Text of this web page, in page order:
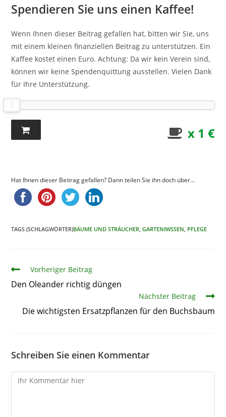
Spendieren Sie uns einen Kaffee!
Wenn Ihnen dieser Beitrag gefallen hat, bitten wir Sie, uns
mit einem kleinen finanziellen Beitrag zu unterstützen. Ein
Kaffee kostet einen Euro. Achtung: Da wir kein Verein sind,
können wir keine Spendenquittung ausstellen. Vielen Dank
für Ihre Unterstützung.
x 1 €
Hat Ihnen dieser Beitrag gefallen? Dann teilen Sie ihn doch über...
TAGS (SCHLAGWÖRTER)BÄUME UND STRÄUCHER GARTENIWSSEN PFLEGE
ArtikelVorheriger Beitrag
Den Oleander richtig düngen
Nächster Beitrag
Die wichtigsten Ersatzpflanzen für den Buchsbaum
Schreiben Sie einen Kommentar
Kommentare